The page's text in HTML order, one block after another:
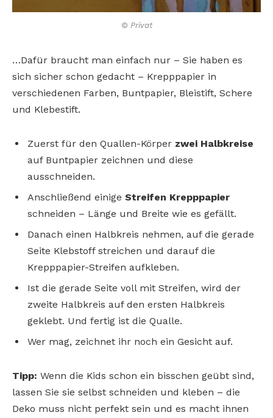
© Privat
…Dafür braucht man einfach nur – Sie haben es
sich sicher schon gedacht – Krepppapier in
verschiedenen Farben, Buntpapier, Bleistift, Schere
und Klebestift.
Zuerst für den Quallen-Körper zwei Halbkreise
auf Buntpapier zeichnen und diese
ausschneiden.
Anschließend einige Streifen Krepppapier
schneiden – Länge und Breite wie es gefällt.
Danach einen Halbkreis nehmen, auf die gerade
Seite Klebstoff streichen und darauf die
Krepppapier-Streifen aufkleben.
Ist die gerade Seite voll mit Streifen, wird der
zweite Halbkreis auf den ersten Halbkreis
geklebt. Und fertig ist die Qualle.
Wer mag, zeichnet ihr noch ein Gesicht auf.
Tipp: Wenn die Kids schon ein bisschen geübt sind,
lassen Sie sie selbst schneiden und kleben – die
Deko muss nicht perfekt sein und es macht ihnen